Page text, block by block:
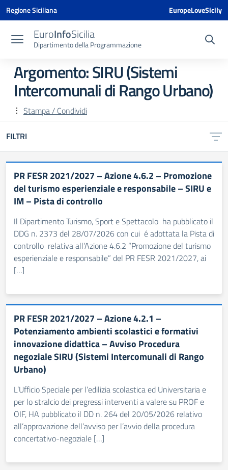
Vai ai contenuti
Vai al menu di navigazione
Vai al footer
Vai al banner delle Cookie Policy
Regione Siciliana EuropeLoveSicily
EuroInfoSicilia
Dipartimento della Programmazione
Argomento: SIRU (Sistemi
Intercomunali di Rango Urbano)
Stampa / Condividi
FILTRI
PR FESR 2021/2027 – Azione 4.6.2 – Promozione
del turismo esperienziale e responsabile – SIRU e
IM – Pista di controllo
Il Dipartimento Turismo, Sport e Spettacolo ha pubblicato il
DDG n. 2373 del 28/07/2026 con cui é adottata la Pista di
controllo relativa all’Azione 4.6.2 “Promozione del turismo
esperienziale e responsabile” del PR FESR 2021/2027, ai
[…]
PR FESR 2021/2027 – Azione 4.2.1 –
Potenziamento ambienti scolastici e formativi
innovazione didattica – Avviso Procedura
negoziale SIRU (Sistemi Intercomunali di Rango
Urbano)
L’Ufficio Speciale per l’edilizia scolastica ed Universitaria e
per lo stralcio dei pregressi interventi a valere su PROF e
OIF, HA pubblicato il DD n. 264 del 20/05/2026 relativo
all’approvazione dell’avviso per l’avvio della procedura
concertativo-negoziale […]